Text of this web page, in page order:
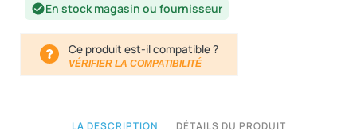
check_circleEn stock magasin ou fournisseur
Ce produit est-il compatible ?
VÉRIFIER LA COMPATIBILITÉ
LA DESCRIPTION DÉTAILS DU PRODUIT